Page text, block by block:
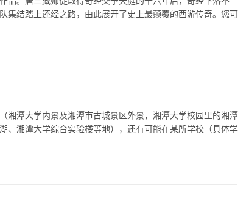
集结踏上还经之路，由此展开了史上最颠覆的西游传奇。您可
湘潭大学内景及湘潭市古城景区外景，湘潭大学校园里的湘潭
、湘潭大学综合实验楼等地），还有可能在某所学校（具体学